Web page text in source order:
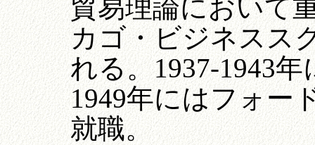
貿易理論において
カゴ・ビジネスス
れる。1937-1943年
1949年にはフォー
就職。